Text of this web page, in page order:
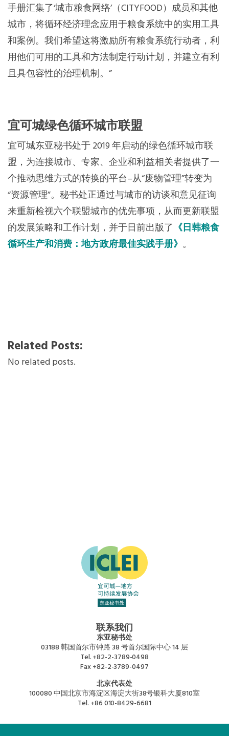
手册汇集了‘城市粮食网络’（CITYFOOD）成员和其他
城市，将循环经济理念应用于粮食系统中的实用工具
和案例。我们希望这将激励所有粮食系统行动者，利
用他们可用的工具和方法制定行动计划，并建立有利
且具包容性的治理机制。”
宜可城绿色循环城市联盟
宜可城东亚秘书处于 2019 年启动的绿色循环城市联
盟，为连接城市、专家、企业和利益相关者提供了一
个推动思维方式的转换的平台–从“废物管理”转变为
“资源管理”。秘书处正通过与城市的访谈和意见征询
来重新检视六个联盟城市的优先事项，从而更新联盟
的发展策略和工作计划，并于日前出版了 《日韩粮食
循环生产和消费：地方政府最佳实践手册》 。
Related Posts:
No related posts.
联系我们
东亚秘书处
03188 韩国首尔市钟路 38 号首尔国际中心 14 层
Tel.+82-2-3789-0498
Fax+82-2-3789-0497
北京代表处
100080 中国北京市海淀区海淀大街38号银科大厦810室
Tel. +86 010-8429-6681